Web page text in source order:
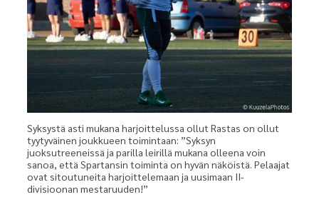
Syksystä asti mukana harjoittelussa ollut Rastas on ollut
tyytyväinen joukkueen toimintaan: ”Syksyn
juoksutreeneissä ja parilla leirillä mukana olleena voin
sanoa, että Spartansin toiminta on hyvän näköistä. Pelaajat
ovat sitoutuneita harjoittelemaan ja uusimaan II-
divisioonan mestaruuden!”